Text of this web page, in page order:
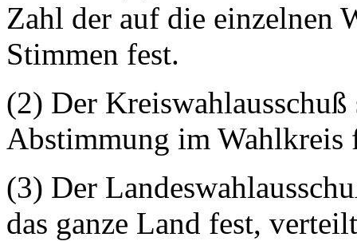
Zahl der auf die einzelnen
Stimmen fest.
(2) Der
Abstimmung im Wahlkreis
(3) Der
das ganze Land fest,